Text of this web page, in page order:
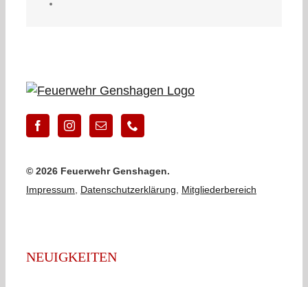
© 2026 Feuerwehr Genshagen.
Impressum
Datenschutzerklärung Mitgliederbereich
NEUIGKEITEN